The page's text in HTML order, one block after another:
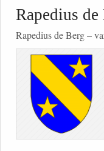
Rapedius
Rapedius de Berg –